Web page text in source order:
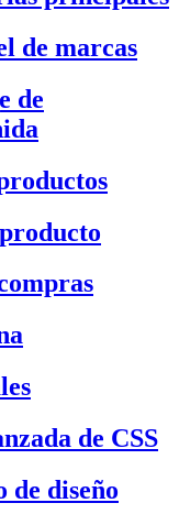
de marcas
de
de CSS
de diseño